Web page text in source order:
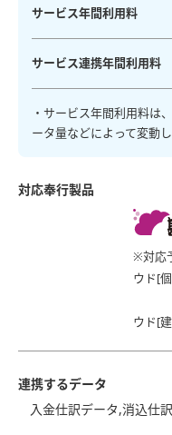
サービス年間利用料
サービス連携年間利用料
・サービス年間利用料は
ータ量などによって変動
対応奉行製品
※対応
ウド[
ウド[
連携するデータ
入金仕訳データ,消込仕